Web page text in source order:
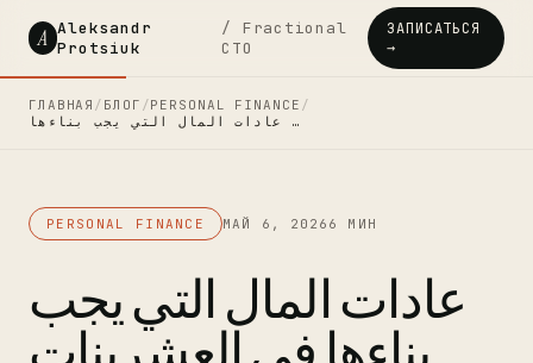
A Aleksandr
Protsiuk
/ Fractional
CTO
ЗАПИСАТЬСЯ
→
ГЛАВНАЯ / БЛОГ /PERSONAL FINANCE /
عادات المال التي يجب بناءها …
PERSONAL FINANCE МАЙ 6, 2026 6 МИН
عادات المال التي يجب